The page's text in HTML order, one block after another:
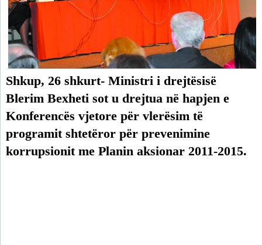
Shkup, 26 shkurt- Ministri i drejtësisë
Blerim Bexheti sot u drejtua në hapjen e
Konferencës vjetore për vlerësim të
programit shtetëror për prevenimine
korrupsionit me Planin aksionar 2011-2015.